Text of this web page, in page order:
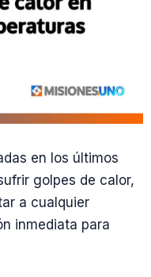
en los últimos
golpes de calor,
a cualquier
inmediata para